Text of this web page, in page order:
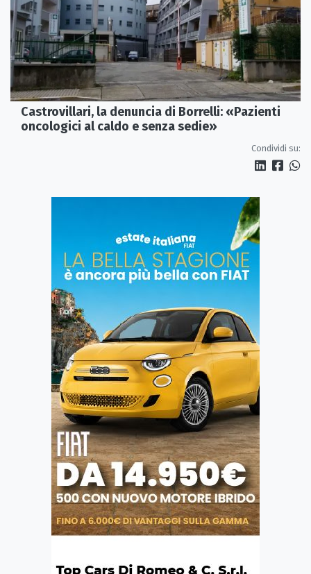
Castrovillari, la denuncia di Borrelli: «Pazienti
oncologici al caldo e senza sedie»
Condividi su: